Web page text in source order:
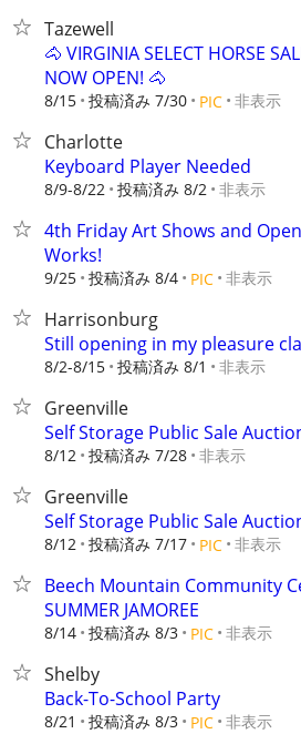
Tazewell
🐴 VIRGINIA SELECT HORSE
NOW OPEN! 🐴
8/15 投稿済み 7/30 PIC 非表示
Charlotte
Keyboard Player Needed
8/9-8/22 投稿済み 8/2 非表示
4th Friday Art Shows and
Works!
9/25 投稿済み 8/4 PIC 非表示
Harrisonburg
Still opening in my pleasure
8/2-8/15 投稿済み 8/1 非表示
Greenville
Self Storage Public Sale
8/12 投稿済み 7/28 非表示
Greenville
Self Storage Public Sale
8/12 投稿済み 7/17 PIC 非表示
Beech Mountain Community
SUMMER JAMOREE
8/14 投稿済み 8/3 PIC 非表示
Shelby
Back-To-School Party
8/21 投稿済み 8/3 PIC 非表示